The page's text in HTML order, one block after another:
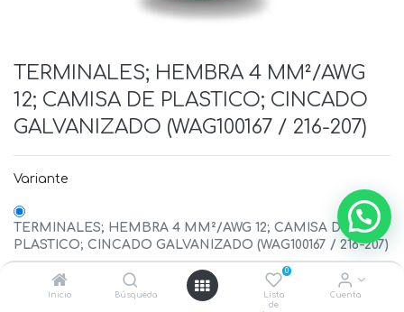
Inicio Búsqueda
0
Lista
de
Cuenta
TERMINALES; HEMBRA 4 MM²/AWG
12; CAMISA DE PLASTICO; CINCADO
GALVANIZADO (WAG100167 / 216-207)
Variante
TERMINALES; HEMBRA 4 MM²/AWG 12; CAMISA DE
PLASTICO; CINCADO GALVANIZADO (WAG100167 / 216-207)
TERMINALES; HEMBRA 6 MM²/AWG 10; CAMISA